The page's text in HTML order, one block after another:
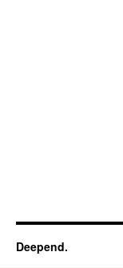
Deepend.